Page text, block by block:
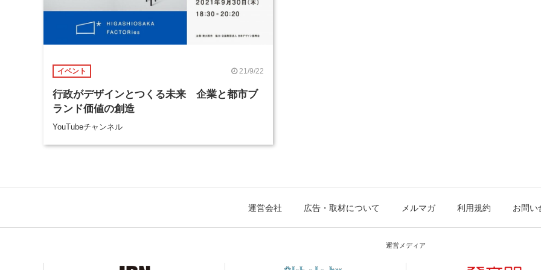
イベント 21/9/22
行政がデザインとつくる未来 企業と都市ブ
ランド価値の創造
YouTubeチャンネル
運営会社 広告・取材について メルマガ 利用規約 お問い
運営メディア